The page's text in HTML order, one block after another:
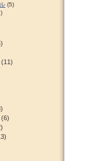
(5)
(11)
(6)